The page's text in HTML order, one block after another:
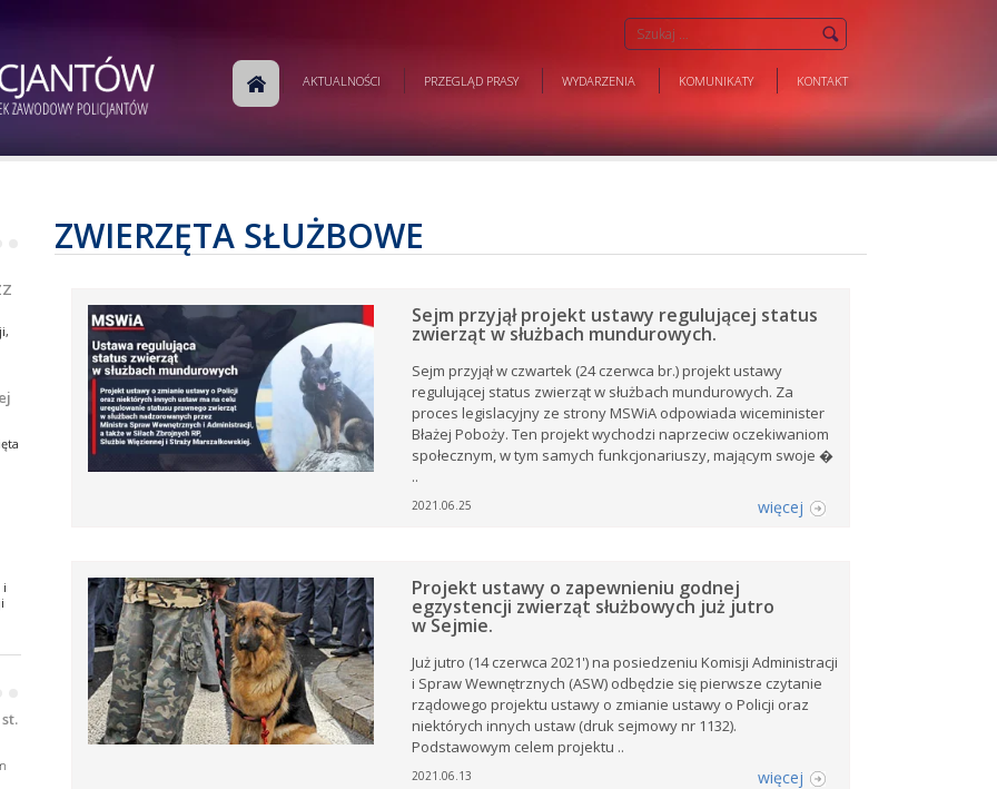
AKTUALNOŚCI PRZEGLĄD PRASY WYDARZENIA KOMUNIKATY KONTAKT
i
•
z
ZWIERZĘTA SŁUŻBOWE
Sejm przyjął projekt ustawy regulującej status
zwierząt w służbach mundurowych.
Sejm przyjął w czwartek (24 czerwca br.) projekt ustawy
regulującej status zwierząt w służbach mundurowych. Za
proces legislacyjny ze strony MSWiA odpowiada wiceminister
Błażej Poboży. Ten projekt wychodzi naprzeciw oczekiwaniom
społecznym, w tym samych funkcjonariuszy, mającym swoje �
..
2021.06.25 więcej
Projekt ustawy o zapewnieniu godnej
egzystencji zwierząt służbowych już jutro
w Sejmie.
Już jutro (14 czerwca 2021') na posiedzeniu Komisji Administracji
i Spraw Wewnętrznych (ASW) odbędzie się pierwsze czytanie
rządowego projektu ustawy o zmianie ustawy o Policji oraz
niektórych innych ustaw (druk sejmowy nr 1132).
Podstawowym celem projektu ..
2021.06.13 więcej